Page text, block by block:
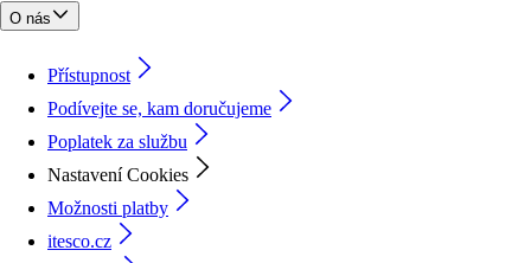
O nás
Přístupnost
Podívejte se, kam doručujeme
Poplatek za službu
Nastavení Cookies
Možnosti platby
itesco.cz